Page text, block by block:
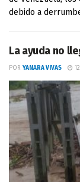
debido a
La ayuda no
POR YANARA VIVAS